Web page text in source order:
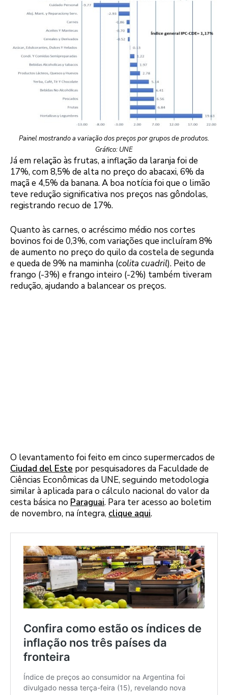
Painel mostrando a variação dos preços por grupos de produtos.
Gráfico: UNE
Já em relação às frutas, a inflação da laranja foi de
17%, com 8,5% de alta no preço do abacaxi, 6% da
maçã e 4,5% da banana. A boa notícia foi que o limão
teve redução significativa nos preços nas gôndolas,
registrando recuo de 17%.
Quanto às carnes, o acréscimo médio nos cortes
bovinos foi de 0,3%, com variações que incluíram 8%
de aumento no preço do quilo da costela de segunda
e queda de 9% na maminha (colita cuadril). Peito de
frango (-3%) e frango inteiro (-2%) também tiveram
redução, ajudando a balancear os preços.
O levantamento foi feito em cinco supermercados de
Ciudad del Este por pesquisadores da Faculdade de
Ciências Econômicas da UNE, seguindo metodologia
similar à aplicada para o cálculo nacional do valor da
cesta básica no Paraguai. Para ter acesso ao boletim
de novembro, na íntegra, clique aqui.